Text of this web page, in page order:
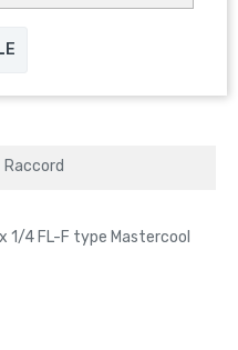
Raccord
1/4 FL-F type Mastercool